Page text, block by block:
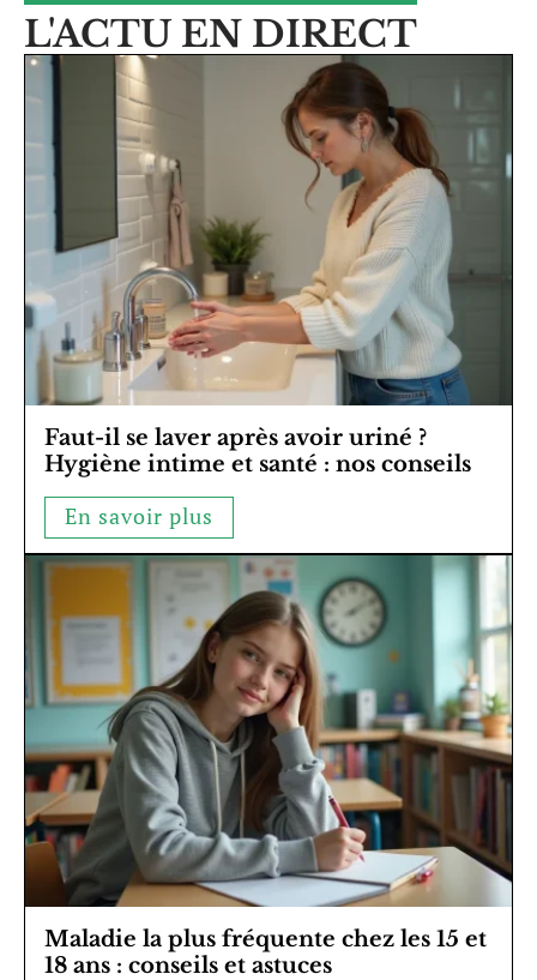
L'ACTU EN DIRECT
Faut-il se laver après avoir uriné ?
Hygiène intime et santé : nos conseils
En savoir plus
Maladie la plus fréquente chez les 15 et
18 ans : conseils et astuces